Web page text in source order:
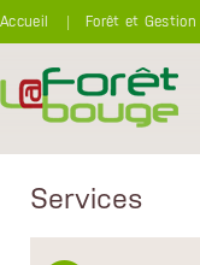
Accueil
Forêt et Gestion
Services